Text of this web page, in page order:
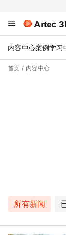
Artec
内容中心案例 学习
首页 内容中心
所有新闻